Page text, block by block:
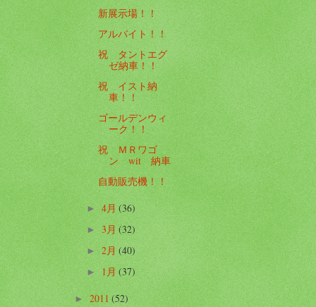
新展示場！！
アルバイト！！
祝 タントエグ
ゼ納車！！
祝 イスト納
車！！
ゴールデンウィ
ーク！！
祝 ＭＲワゴ
ン wit 納車
自動販売機！！
►4月(36)
► 3月(32)
► 2月(40)
►1月(37)
►2011(52)